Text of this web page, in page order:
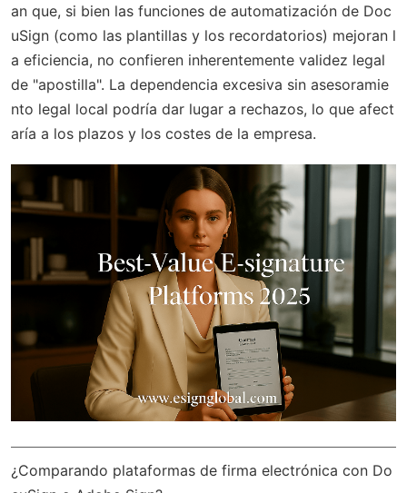
an que, si bien las funciones de automatización de Doc
uSign (como las plantillas y los recordatorios) mejoran l
a eficiencia, no confieren inherentemente validez legal
de "apostilla". La dependencia excesiva sin asesoramie
nto legal local podría dar lugar a rechazos, lo que afect
aría a los plazos y los costes de la empresa.
¿Comparando plataformas de firma electrónica con Do